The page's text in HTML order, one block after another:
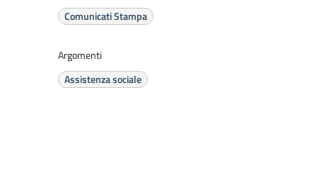
Argomenti
Assistenza sociale
Comunicati Stampa